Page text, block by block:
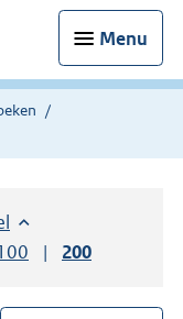
Menu
op:
oplopend
pagina
per pagina
resultaten per
Toon
200